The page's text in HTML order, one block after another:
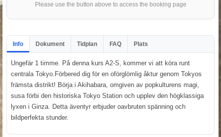
Please use the button above to access the booking page
Info Dokument Tidplan FAQ Plats
Ungefär 1 timme. På denna kurs A2-S, kommer vi att köra runt
centrala Tokyo.Förbered dig för en oförglömlig åktur genom Tokyos
främsta distrikt! Börja i Akihabara, omgiven av popkulturens magi,
susa förbi den historiska Tokyo Station och upplev den högklassiga
lyxen i Ginza. Detta äventyr erbjuder oavbruten spänning och
bildperfekta stunder.